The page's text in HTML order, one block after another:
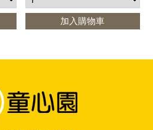
加入購物車